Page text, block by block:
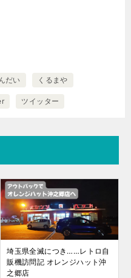
だい くるまや
ツイッター
埼玉県全滅につき……レトロ自
販機訪問記 オレンジハット沖
之郷店